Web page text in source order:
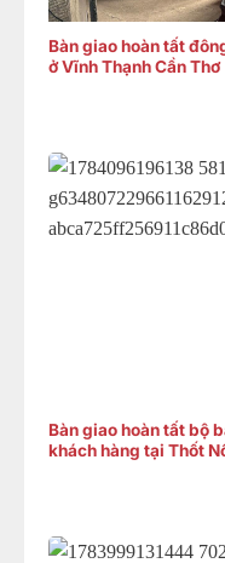
Bàn giao hoàn tất
ở Vĩnh Thạnh Cần Thơ
Bàn giao hoàn tất bộ
khách hàng tại Thốt